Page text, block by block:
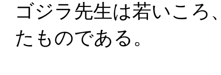
ゴジラ先生は若いころ
たものである。